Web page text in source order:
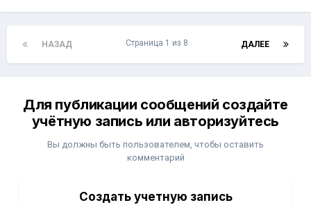
НАЗАД ДАЛЕЕ
Страница 1 из 8
Для публикации сообщений создайте
учётную запись или авторизуйтесь
Вы должны быть пользователем, чтобы оставить
комментарий
Создать учетную запись